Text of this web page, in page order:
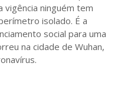
vigência ninguém tem
isolado. É a
social para uma
na cidade de Wuhan,